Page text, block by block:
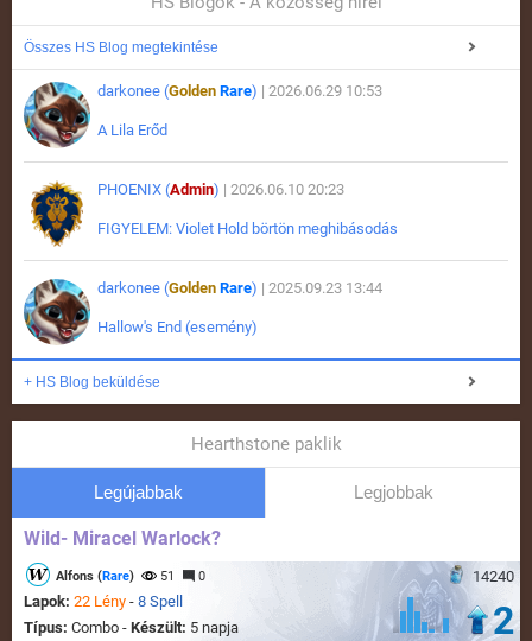
Összes HS Blog megtekintése
darkonee (Golden Rare) | 2026.06.29 10:53
A Lila Erőd
PHOENIX (Admin) | 2026.06.10 20:23
FIGYELEM: Violet Hold börtön meghibásodás
darkonee (Golden Rare) | 2025.09.23 13:44
Hallow's End (esemény)
+ HS Blog beküldése
Hearthstone paklik
Legújabbak Legjobbak
Wild- Miracel Warlock?
14240
Alfons (Rare) 51 0
Lapok: 22 Lény - 8 Spell
Típus: Combo - Készült: 5 napja 2